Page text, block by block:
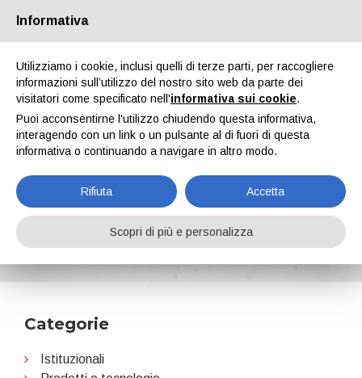
Chi siamo Partners Contatti Area riservata
EcoVadis
Home News EcoVadis
Categorie
Istituzionali
Informativa
Utilizziamo i cookie, inclusi quelli di terze parti, per raccogliere
informazioni sull’utilizzo del nostro sito web da parte dei
visitatori come specificato nell'informativa sui cookie.
Puoi acconsentirne l'utilizzo chiudendo questa informativa,
interagendo con un link o un pulsante al di fuori di questa
informativa o continuando a navigare in altro modo.
Rifiuta Accetta
Scopri di più e personalizza